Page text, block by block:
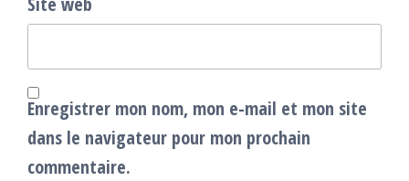
Enregistrer mon nom, mon e-mail et mon site
dans le navigateur pour mon prochain
commentaire.